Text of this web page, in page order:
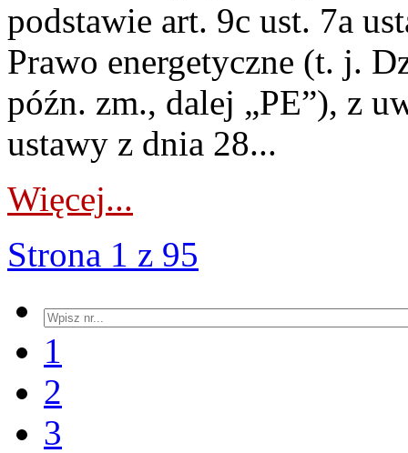
podstawie art. 9c ust. 7a
Prawo energetyczne (t. j.
późn. zm., dalej „PE”), z
ustawy z dnia 28...
Więcej...
Strona 1 z 95
1
2
3